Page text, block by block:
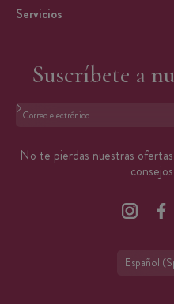
Servicios
Suscríbete a
Formato: dirección@email.com
No te pierdas nuestras
Español